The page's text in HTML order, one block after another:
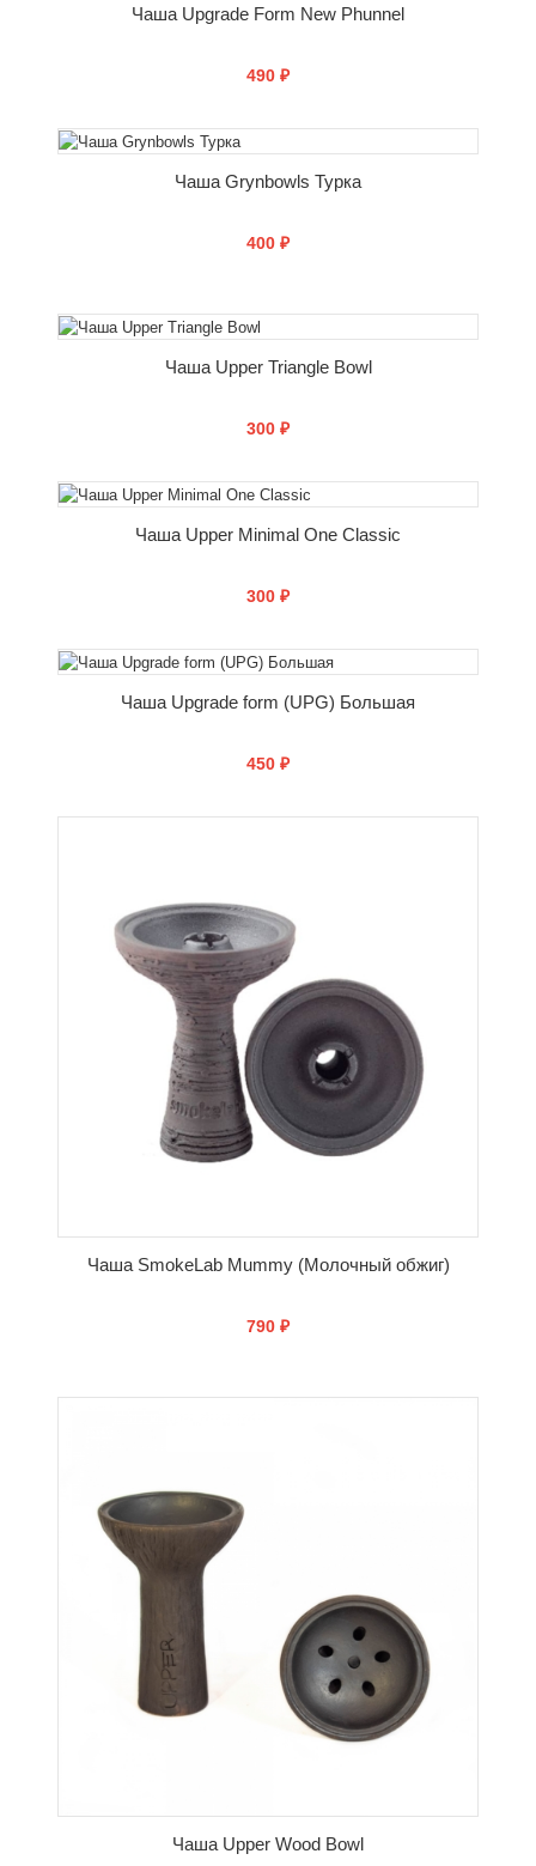
Чаша Upgrade Form New Phunnel
490 ₽
КУПИТЬ
Чаша Grynbowls Турка
400 ₽
КУПИТЬ
Чаша Upper Triangle Bowl
300 ₽
КУПИТЬ
Чаша Upper Minimal One Classic
300 ₽
КУПИТЬ
Чаша Upgrade form (UPG) Большая
450 ₽
Чаша SmokeLab Mummy (Молочный обжиг)
790 ₽
СООБЩИТЬ О ПОСТУПЛЕНИИ
Чаша Upper Wood Bowl